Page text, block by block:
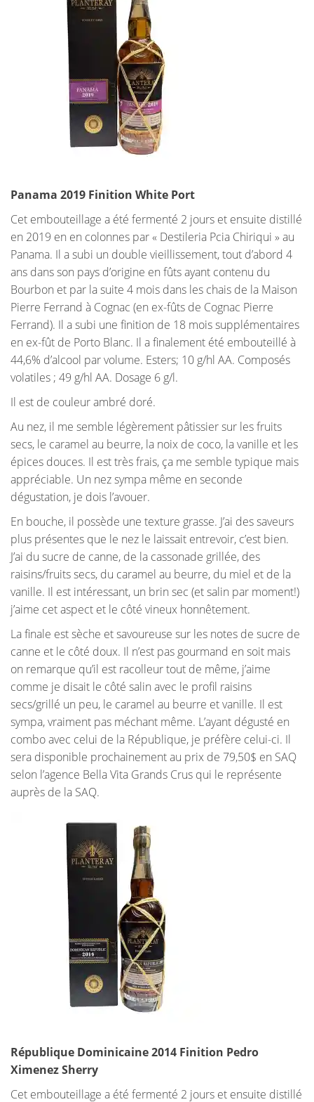
Panama 2019 Finition White Port
Cet embouteillage a été fermenté 2 jours et ensuite distillé
en 2019 en en colonnes par « Destileria Pcia Chiriqui » au
Panama. Il a subi un double vieillissement, tout d’abord 4
ans dans son pays d’origine en fûts ayant contenu du
Bourbon et par la suite 4 mois dans les chais de la Maison
Pierre Ferrand à Cognac (en ex-fûts de Cognac Pierre
Ferrand). Il a subi une finition de 18 mois supplémentaires
en ex-fût de Porto Blanc. Il a finalement été embouteillé à
44,6% d’alcool par volume. Esters; 10 g/hl AA. Composés
volatiles ; 49 g/hl AA. Dosage 6 g/l.
Il est de couleur ambré doré.
Au nez, il me semble légèrement pâtissier sur les fruits
secs, le caramel au beurre, la noix de coco, la vanille et les
épices douces. Il est très frais, ça me semble typique mais
appréciable. Un nez sympa même en seconde
dégustation, je dois l’avouer.
En bouche, il possède une texture grasse. J’ai des saveurs
plus présentes que le nez le laissait entrevoir, c’est bien.
J’ai du sucre de canne, de la cassonade grillée, des
raisins/fruits secs, du caramel au beurre, du miel et de la
vanille. Il est intéressant, un brin sec (et salin par moment!)
j’aime cet aspect et le côté vineux honnêtement.
La finale est sèche et savoureuse sur les notes de sucre de
canne et le côté doux. Il n’est pas gourmand en soit mais
on remarque qu’il est racolleur tout de même, j’aime
comme je disait le côté salin avec le profil raisins
secs/grillé un peu, le caramel au beurre et vanille. Il est
sympa, vraiment pas méchant même. L’ayant dégusté en
combo avec celui de la République, je préfère celui-ci. Il
sera disponible prochainement au prix de 79,50$ en SAQ
selon l’agence Bella Vita Grands Crus qui le représente
auprès de la SAQ.
République Dominicaine 2014 Finition Pedro
Ximenez Sherry
Cet embouteillage a été fermenté 2 jours et ensuite distillé